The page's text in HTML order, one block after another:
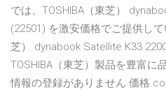
では、TOSHIBA（東芝）
(22501) を激安価格でご提供し
芝） dynabook Satellite K33
TOSHIBA（東芝）製品を豊富に
情報の登録がありません 価格